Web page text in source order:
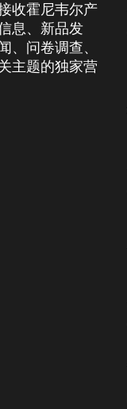
收霍尼韦尔产
息、新品发
、问卷调查、
主题的独家营